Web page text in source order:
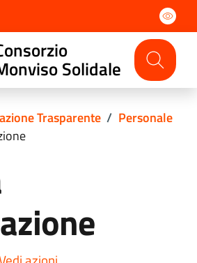
Solidale
Trasparente / Personale